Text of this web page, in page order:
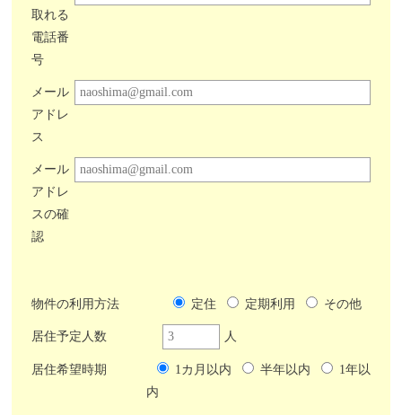
取れる
電話番
号
メール
アドレ
ス
メール
アドレ
スの確
認
物件の利用方法 定住 定期利用 その他
居住予定人数 人
居住希望時期 1カ月以内 半年以内
1年以
内